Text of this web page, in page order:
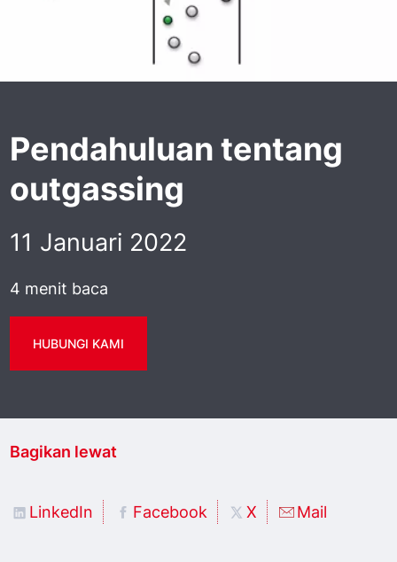
Pendahuluan tentang
outgassing
11 Januari 2022
4 menit baca
HUBUNGI KAMI
Bagikan lewat
LinkedIn Facebook X Mail